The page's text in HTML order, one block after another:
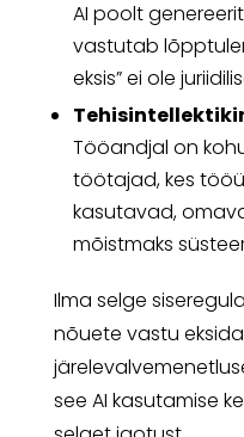
AI poolt
vastutab
eksis” ei ole
Tööandjal on
töötajad, kes
kasutavad,
mõistmaks
Ilma selge
nõuete vastu
see AI kasutamise